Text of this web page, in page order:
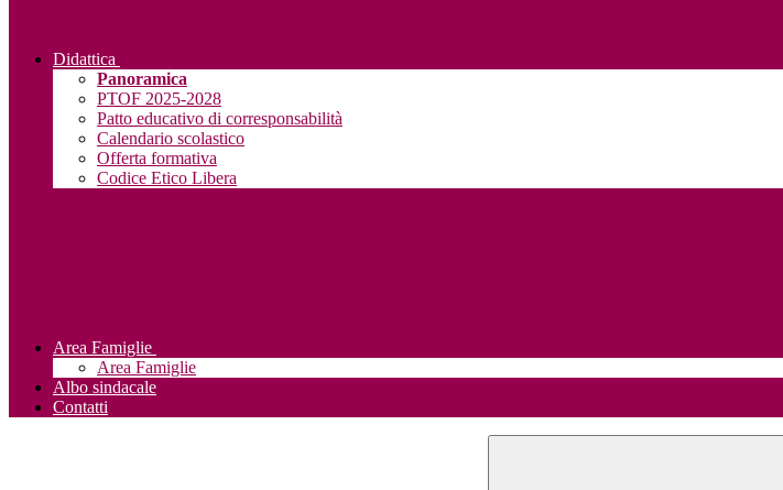
Didattica
Panoramica
PTOF 2025-2028
Patto educativo di corresponsabilità
Calendario scolastico
Offerta formativa
Codice Etico Libera
Area Famiglie
Area Famiglie
Albo sindacale
Contatti